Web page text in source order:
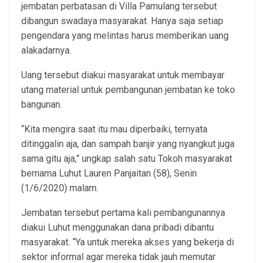
jembatan perbatasan di Villa Pamulang tersebut
dibangun swadaya masyarakat. Hanya saja setiap
pengendara yang melintas harus memberikan uang
alakadarnya.
Uang tersebut diakui masyarakat untuk membayar
utang material untuk pembangunan jembatan ke toko
bangunan.
“Kita mengira saat itu mau diperbaiki, ternyata
ditinggalin aja, dan sampah banjir yang nyangkut juga
sama gitu aja,” ungkap salah satu Tokoh masyarakat
bernama Luhut Lauren Panjaitan (58), Senin
(1/6/2020) malam.
Jembatan tersebut pertama kali pembangunannya
diakui Luhut menggunakan dana pribadi dibantu
masyarakat. “Ya untuk mereka akses yang bekerja di
sektor informal agar mereka tidak jauh memutar